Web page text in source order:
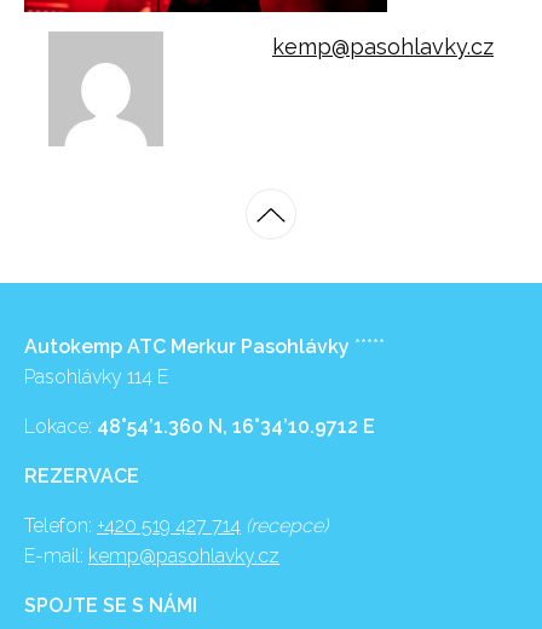
kemp@pasohlavky.cz
Autokemp ATC Merkur Pasohlávky *****
Pasohlávky 114 E
Lokace: 48°54’1.360 N, 16°34’10.9712 E
REZERVACE
Telefon: +420 519 427 714 (recepce)
E-mail: kemp@pasohlavky.cz
SPOJTE SE S NÁMI